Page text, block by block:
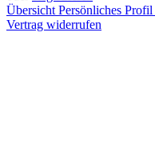
Übersicht Persönliches Profil
Vertrag widerrufen